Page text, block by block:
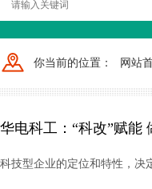
你当前的位置： 网站
华电科工：“科改”赋能
科技型企业的定位和特性，决